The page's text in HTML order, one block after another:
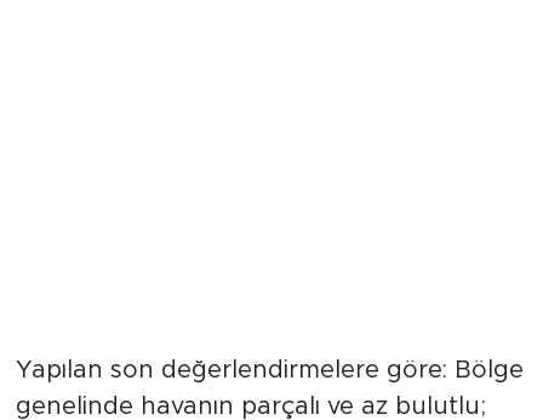
Yapılan son değerlendirmelere göre: Bölge
genelinde havanın parçalı ve az bulutlu;